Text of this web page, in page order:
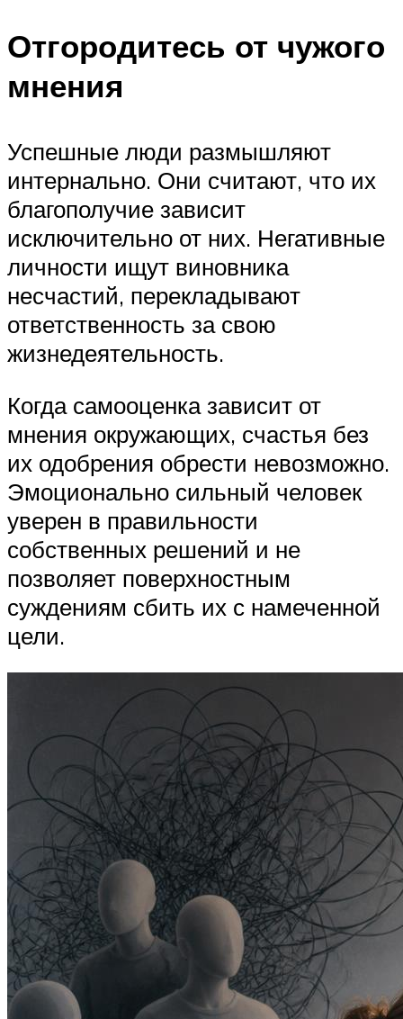
Отгородитесь от чужого
мнения
Успешные люди размышляют
интернально. Они считают, что их
благополучие зависит
исключительно от них. Негативные
личности ищут виновника
несчастий, перекладывают
ответственность за свою
жизнедеятельность.
Когда самооценка зависит от
мнения окружающих, счастья без
их одобрения обрести невозможно.
Эмоционально сильный человек
уверен в правильности
собственных решений и не
позволяет поверхностным
суждениям сбить их с намеченной
цели.